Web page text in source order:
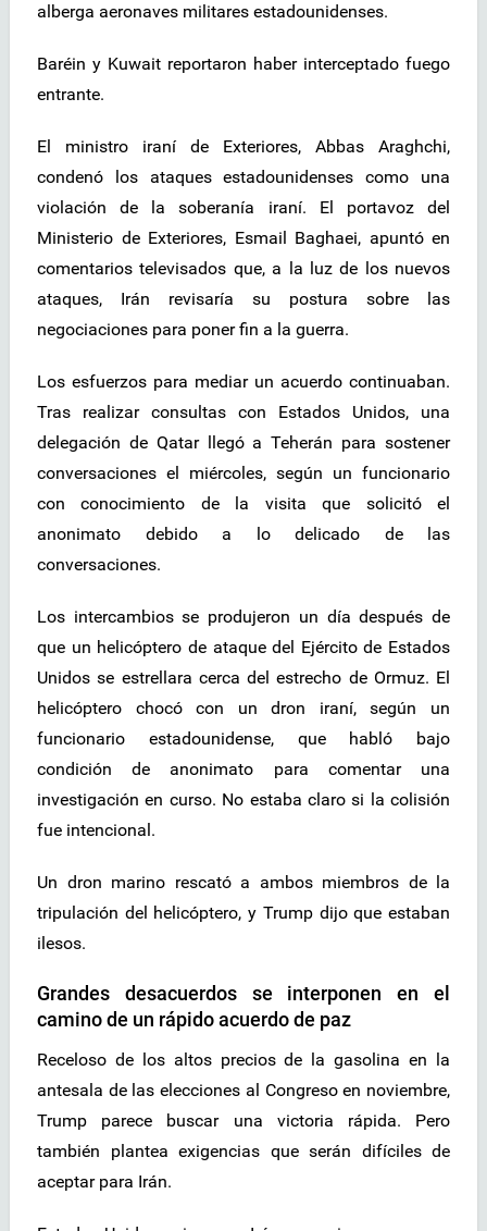
alberga aeronaves militares estadounidenses.
Baréin y Kuwait reportaron haber interceptado fuego
entrante.
El ministro iraní de Exteriores, Abbas Araghchi,
condenó los ataques estadounidenses como una
violación de la soberanía iraní. El portavoz del
Ministerio de Exteriores, Esmail Baghaei, apuntó en
comentarios televisados que, a la luz de los nuevos
ataques, Irán revisaría su postura sobre las
negociaciones para poner fin a la guerra.
Los esfuerzos para mediar un acuerdo continuaban.
Tras realizar consultas con Estados Unidos, una
delegación de Qatar llegó a Teherán para sostener
conversaciones el miércoles, según un funcionario
con conocimiento de la visita que solicitó el
anonimato debido a lo delicado de las
conversaciones.
Los intercambios se produjeron un día después de
que un helicóptero de ataque del Ejército de Estados
Unidos se estrellara cerca del estrecho de Ormuz. El
helicóptero chocó con un dron iraní, según un
funcionario estadounidense, que habló bajo
condición de anonimato para comentar una
investigación en curso. No estaba claro si la colisión
fue intencional.
Un dron marino rescató a ambos miembros de la
tripulación del helicóptero, y Trump dijo que estaban
ilesos.
Grandes desacuerdos se interponen en el
camino de un rápido acuerdo de paz
Receloso de los altos precios de la gasolina en la
antesala de las elecciones al Congreso en noviembre,
Trump parece buscar una victoria rápida. Pero
también plantea exigencias que serán difíciles de
aceptar para Irán.